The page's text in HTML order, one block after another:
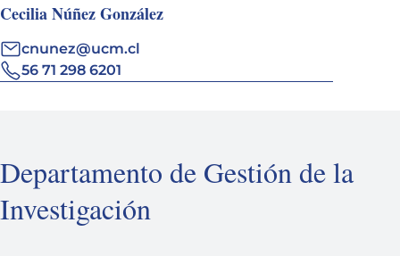
Cecilia Núñez González
cnunez@ucm.cl
56 71 298 6201
Departamento de Gestión de la
Investigación